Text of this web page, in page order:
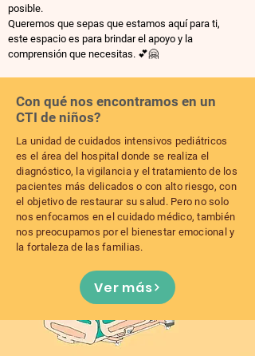
posible.
Queremos que sepas que estamos aquí para ti,
este espacio es para brindar el apoyo y la
comprensión que necesitas. 💕🤗
Con qué nos encontramos en un
CTI de niños?
La unidad de cuidados intensivos pediátricos
es el área del hospital donde se realiza el
diagnóstico, la vigilancia y el tratamiento de los
pacientes más delicados o con alto riesgo, con
el objetivo de restaurar su salud. Pero no solo
nos enfocamos en el cuidado médico, también
nos preocupamos por el bienestar emocional y
la fortaleza de las familias.
Ver más